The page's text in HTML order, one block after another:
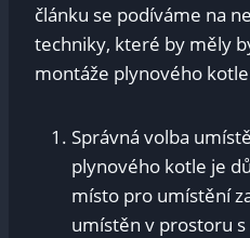
článku se podíváme na
techniky, které by měly
montáže plynového
Správná volba
plynového kotle je
místo pro umístění
umístěn v prostoru